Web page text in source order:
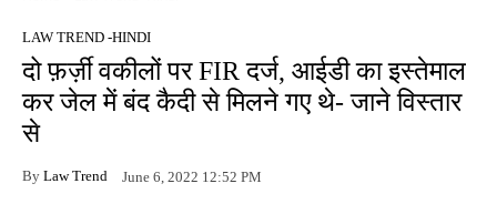
LAW TREND -HINDI
दो फ़र्ज़ी वकीलों पर FIR दर्ज, आईडी का इस्तेमाल
कर जेल में बंद कैदी से मिलने गए थे- जाने विस्तार
से
By Law Trend June 6, 2022 12:52 PM